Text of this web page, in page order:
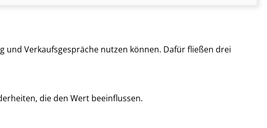
und Ver­kaufs­ge­sprä­che nutzen können. Dafür fließen drei
die den Wert beeinflussen.